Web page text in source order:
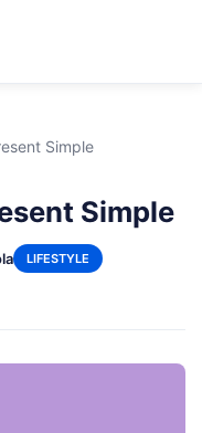
Simple
Simple
LIFESTYLE